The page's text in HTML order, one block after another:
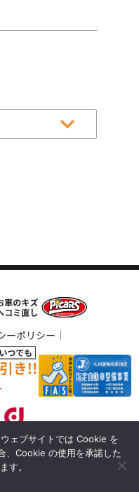
ーポリシー
利用の方
可）
ェブサイトでは Cookie を
、Cookie の使用を承諾した
す。